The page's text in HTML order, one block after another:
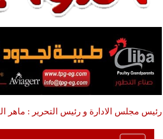
رئيس مجلس الادارة و رئيس التحرير : ماهر